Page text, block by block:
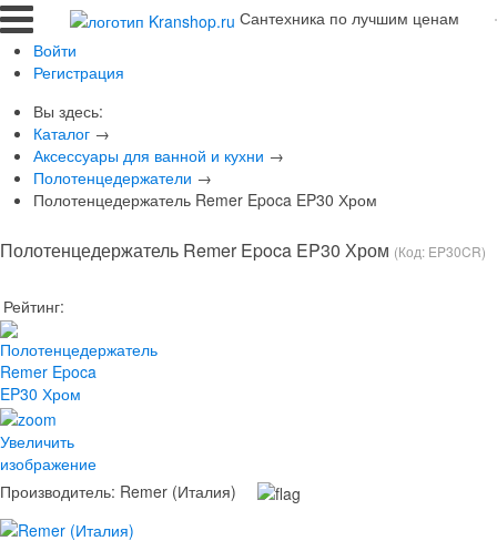
Сантехника по лучшим ценам
Войти
Регистрация
Вы здесь:
Каталог →
Аксессуары для ванной и кухни →
Полотенцедержатели →
Полотенцедержатель Remer Epoca EP30 Хром
Полотенцедержатель Remer Epoca EP30 Хром (Код: EP30CR)
Рейтинг:
Увеличить
изображение
Производитель: Remer (Италия)